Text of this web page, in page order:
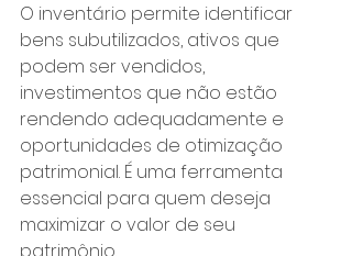
O inventário permite identificar
bens subutilizados, ativos que
podem ser vendidos,
investimentos que não estão
rendendo adequadamente e
oportunidades de otimização
patrimonial. É uma ferramenta
essencial para quem deseja
maximizar o valor de seu